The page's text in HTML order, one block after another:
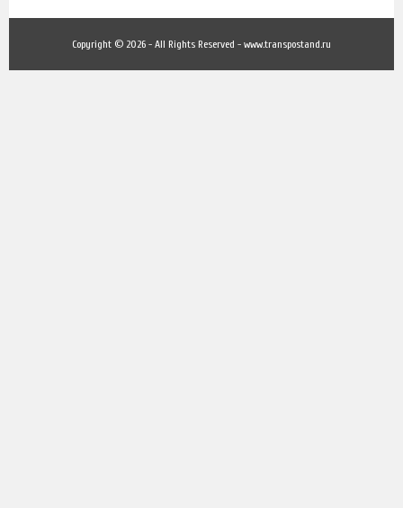
Copyright © 2026 - All Rights Reserved - www.transpostand.ru